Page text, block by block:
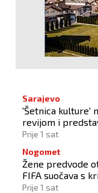
Sarajevo
'Šetnica kulture'
revijom i
Prije 1 sat
Nogomet
Žene predvode
FIFA suočava s
Prije 1 sat